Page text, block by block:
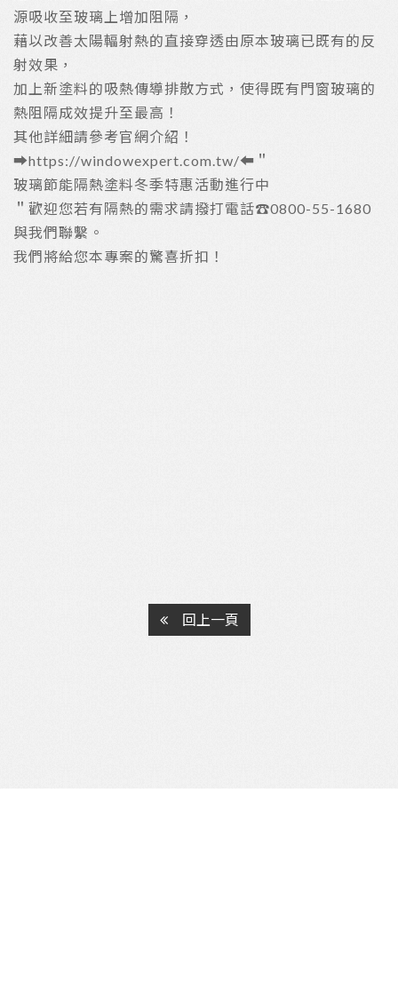
源吸收至玻璃上增加阻隔，
藉以改善太陽輻射熱的直接穿透由原本玻璃已既有的反
射效果，
加上新塗料的吸熱傳導排散方式，使得既有門窗玻璃的
熱阻隔成效提升至最高！
其他詳細請參考官網介紹！
➡https://windowexpert.com.tw/⬅＂
玻璃節能隔熱塗料冬季特惠活動進行中
＂歡迎您若有隔熱的需求請撥打電話☎️0800-55-1680
與我們聯繫。
我們將給您本專案的驚喜折扣！
回上一頁